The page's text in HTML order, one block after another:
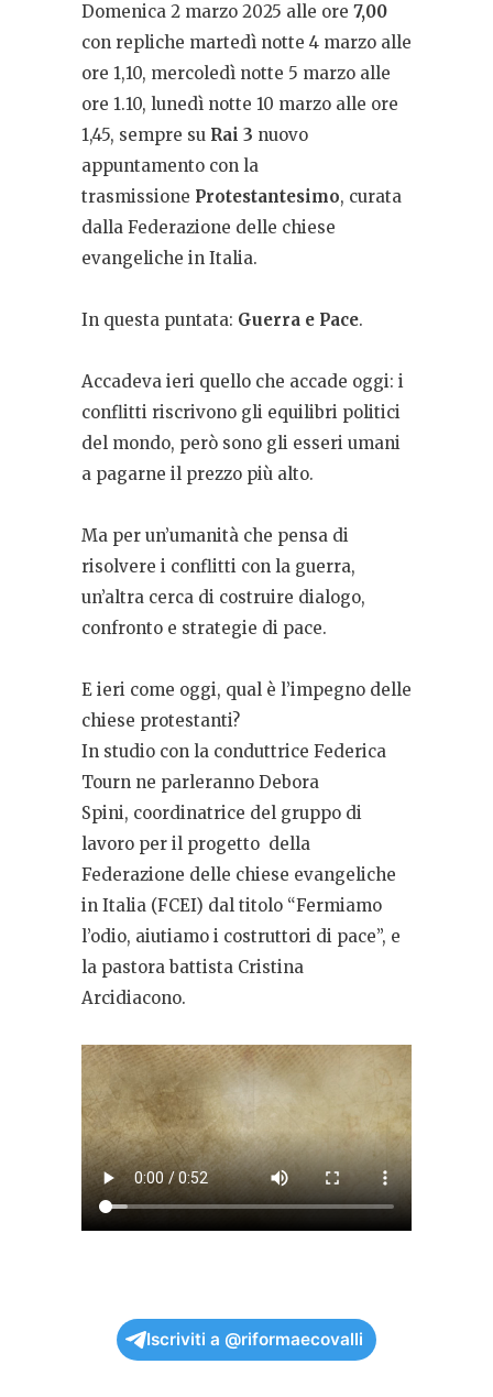
Domenica 2 marzo 2025 alle ore 7,00
con repliche martedì notte 4 marzo alle
ore 1,10, mercoledì notte 5 marzo alle
ore 1.10, lunedì notte 10 marzo alle ore
1,45, sempre su Rai 3 nuovo
appuntamento con la
trasmissione Protestantesimo, curata
dalla Federazione delle chiese
evangeliche in Italia.
In questa puntata: Guerra e Pace.
Accadeva ieri quello che accade oggi: i
conflitti riscrivono gli equilibri politici
del mondo, però sono gli esseri umani
a pagarne il prezzo più alto.
Ma per un’umanità che pensa di
risolvere i conflitti con la guerra,
un’altra cerca di costruire dialogo,
confronto e strategie di pace.
E ieri come oggi, qual è l’impegno delle
chiese protestanti?
In studio con la conduttrice Federica
Tourn ne parleranno Debora
Spini, coordinatrice del gruppo di
lavoro per il progetto della
Federazione delle chiese evangeliche
in Italia (FCEI) dal titolo “Fermiamo
l’odio, aiutiamo i costruttori di pace”, e
la pastora battista Cristina
Arcidiacono.
Iscriviti a @riformaecovalli